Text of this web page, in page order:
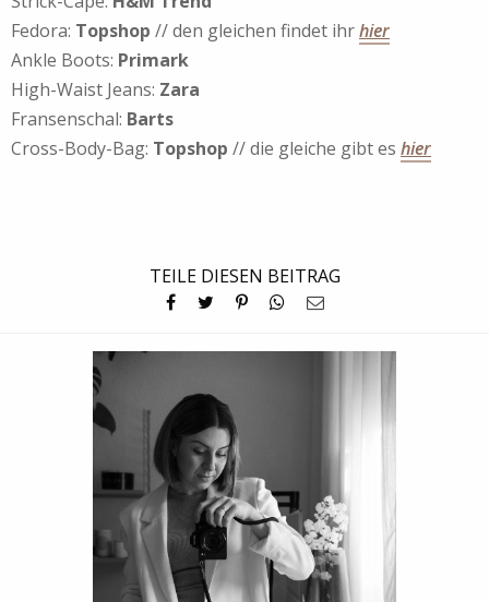
Fedora: Topshop // den gleichen findet ihrhier
Ankle Boots: Primark
High-Waist Jeans: Zara
Fransenschal: Barts
Cross-Body-Bag: Topshop // die gleiche gibt es hier
TEILE DIESEN BEITRAG